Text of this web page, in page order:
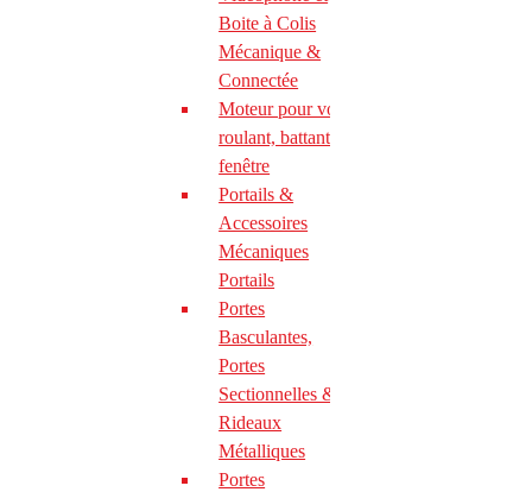
PORTAIL BATTANT
PHOBOS BT B & VELOCE
Boite à Colis
Mécanique &
Connectée
Moteur pour volet
roulant, battant et
fenêtre
Portails &
Accessoires
Mécaniques
Portails
Portes
Basculantes,
Portes
Sectionnelles &
Rideaux
Métalliques
Portes